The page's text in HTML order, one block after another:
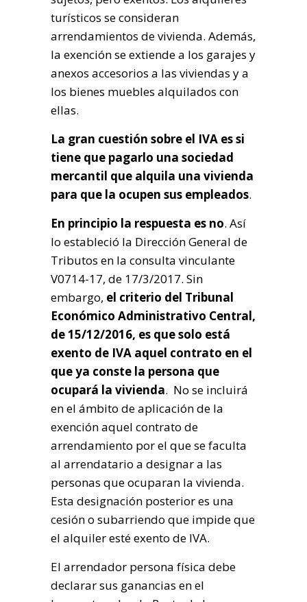
turísticos se consideran
arrendamientos de vivienda. Además,
la exención se extiende a los garajes y
anexos accesorios a las viviendas y a
los bienes muebles alquilados con
ellas.
La gran cuestión sobre el IVA es si
tiene que pagarlo una sociedad
mercantil que alquila una vivienda
para que la ocupen sus empleados.
En principio la respuesta es no. Así
lo estableció la Dirección General de
Tributos en la consulta vinculante
V0714-17, de 17/3/2017. Sin
embargo, el criterio del Tribunal
Económico Administrativo Central,
de 15/12/2016, es que solo está
exento de IVA aquel contrato en el
que ya conste la persona que
ocupará la vivienda. No se incluirá
en el ámbito de aplicación de la
exención aquel contrato de
arrendamiento por el que se faculta
al arrendatario a designar a las
personas que ocuparan la vivienda.
Esta designación posterior es una
cesión o subarriendo que impide que
el alquiler esté exento de IVA.
El arrendador persona física debe
declarar sus ganancias en el